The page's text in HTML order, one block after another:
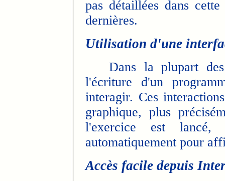
pas détaillées dans
dernières.
Utilisation d'une
Dans la plupart des
l'écriture d'un
interagir. Ces
graphique, plus
l'exercice est lancé,
automatiquement pour
Accès facile depuis